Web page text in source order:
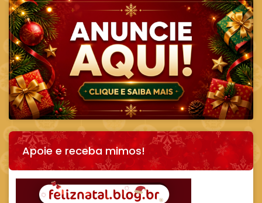
Apoie e receba mimos!